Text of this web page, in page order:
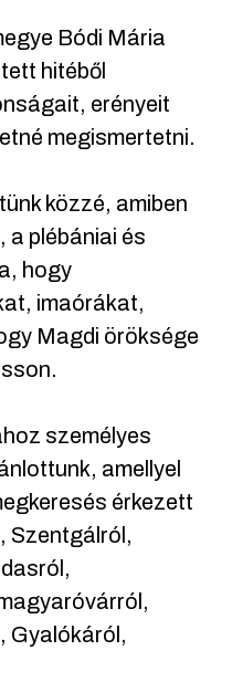
Bódi Mária
hitéből
erényeit
megismertetni.
közzé, amiben
plébániai és
hogy
imaórákat,
Magdi öröksége
személyes
amellyel
érkezett
Szentgálról,
Gyalókáról,